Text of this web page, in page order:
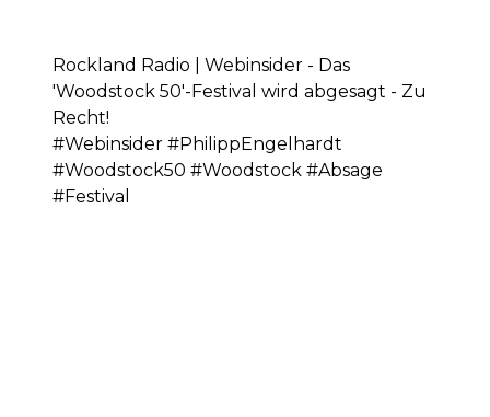
Rockland Radio | Webinsider - Das
'Woodstock 50'-Festival wird abgesagt - Zu
Recht!
#Webinsider #PhilippEngelhardt
#Woodstock50 #Woodstock #Absage
#Festival